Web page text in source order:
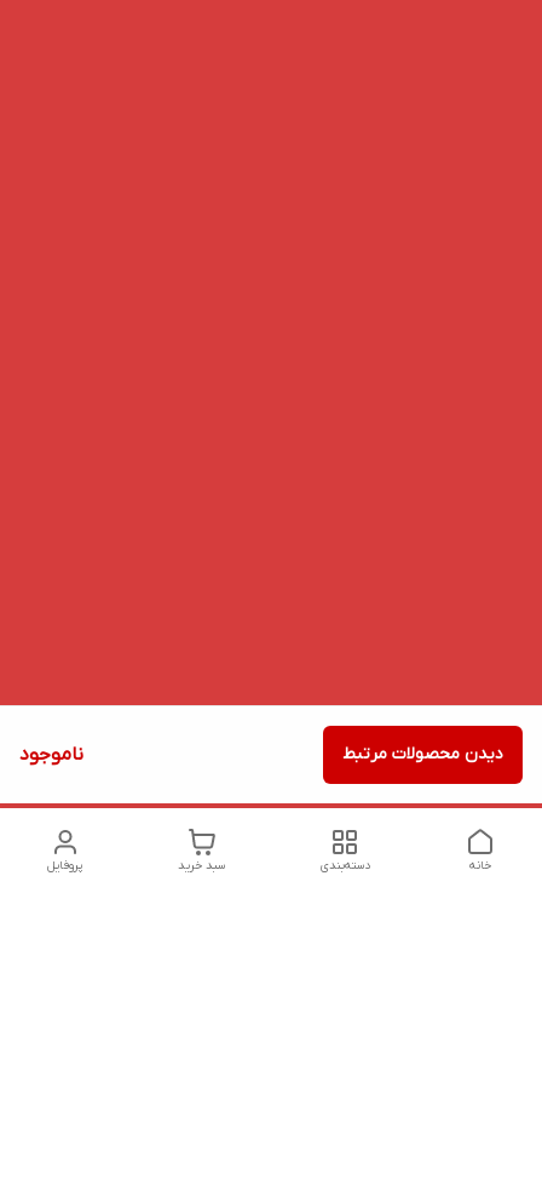
ناموجود دیدن محصولات مرتبط
پروفایل سبد خرید دسته‌بندی خانه